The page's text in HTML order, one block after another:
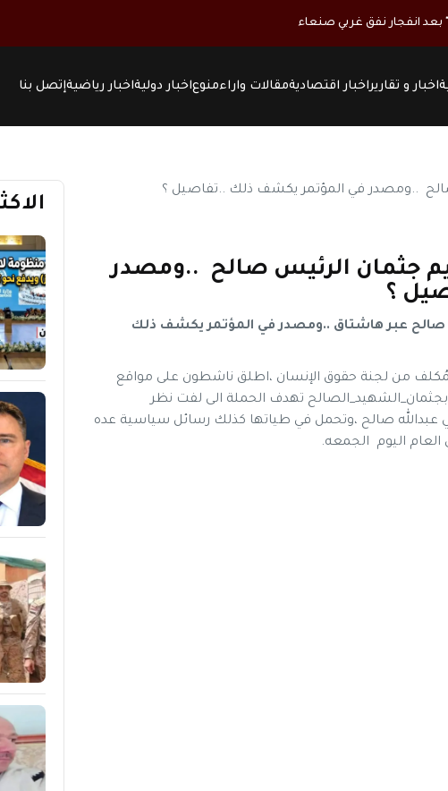
اخبار و تقاريراخبار اقتصاديةمقالات واراءمنوعاخبار دوليةاخبار رياضيةإتصل بنا
جثمان الرئيس صالح ..ومصدر
؟
صالح عبر هاشتاق ..ومصدر في المؤتمر يكشف ذلك
من لجنة حقوق الإنسان ،اطلق ناشطون على مواقع
تهدف الحملة الى لفت نظر
عبدالله صالح ،وتحمل في طياتها كذلك رسائل سياسية عده
اليوم الجمعه.